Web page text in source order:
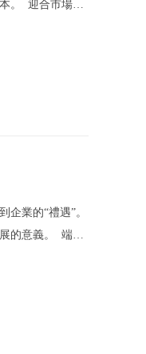
。 迎合市場需
業的“禮遇”。
的意義。 端正